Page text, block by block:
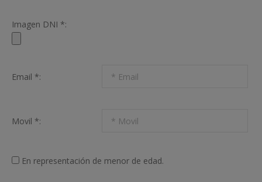
Imagen DNI *:
Email *:
Movil *:
En representación de menor de edad.